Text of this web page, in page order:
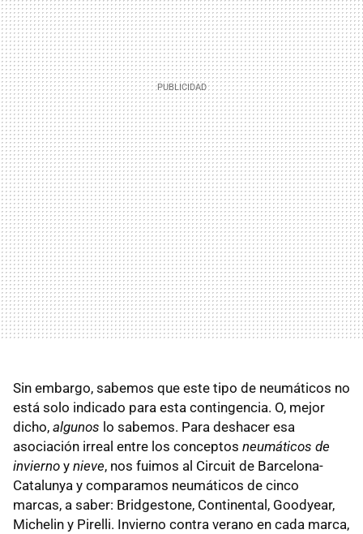
Sin embargo, sabemos que este tipo de neumáticos no
está solo indicado para esta contingencia. O, mejor
dicho, algunos lo sabemos. Para deshacer esa
asociación irreal entre los conceptos neumáticos de
invierno y nieve, nos fuimos al Circuit de Barcelona-
Catalunya y comparamos neumáticos de cinco
marcas, a saber: Bridgestone, Continental, Goodyear,
Michelin y Pirelli. Invierno contra verano en cada marca,